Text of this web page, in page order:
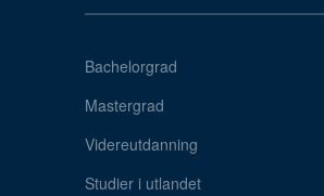
Bachelorgrad
Mastergrad
Videreutdanning
Studier i utlandet